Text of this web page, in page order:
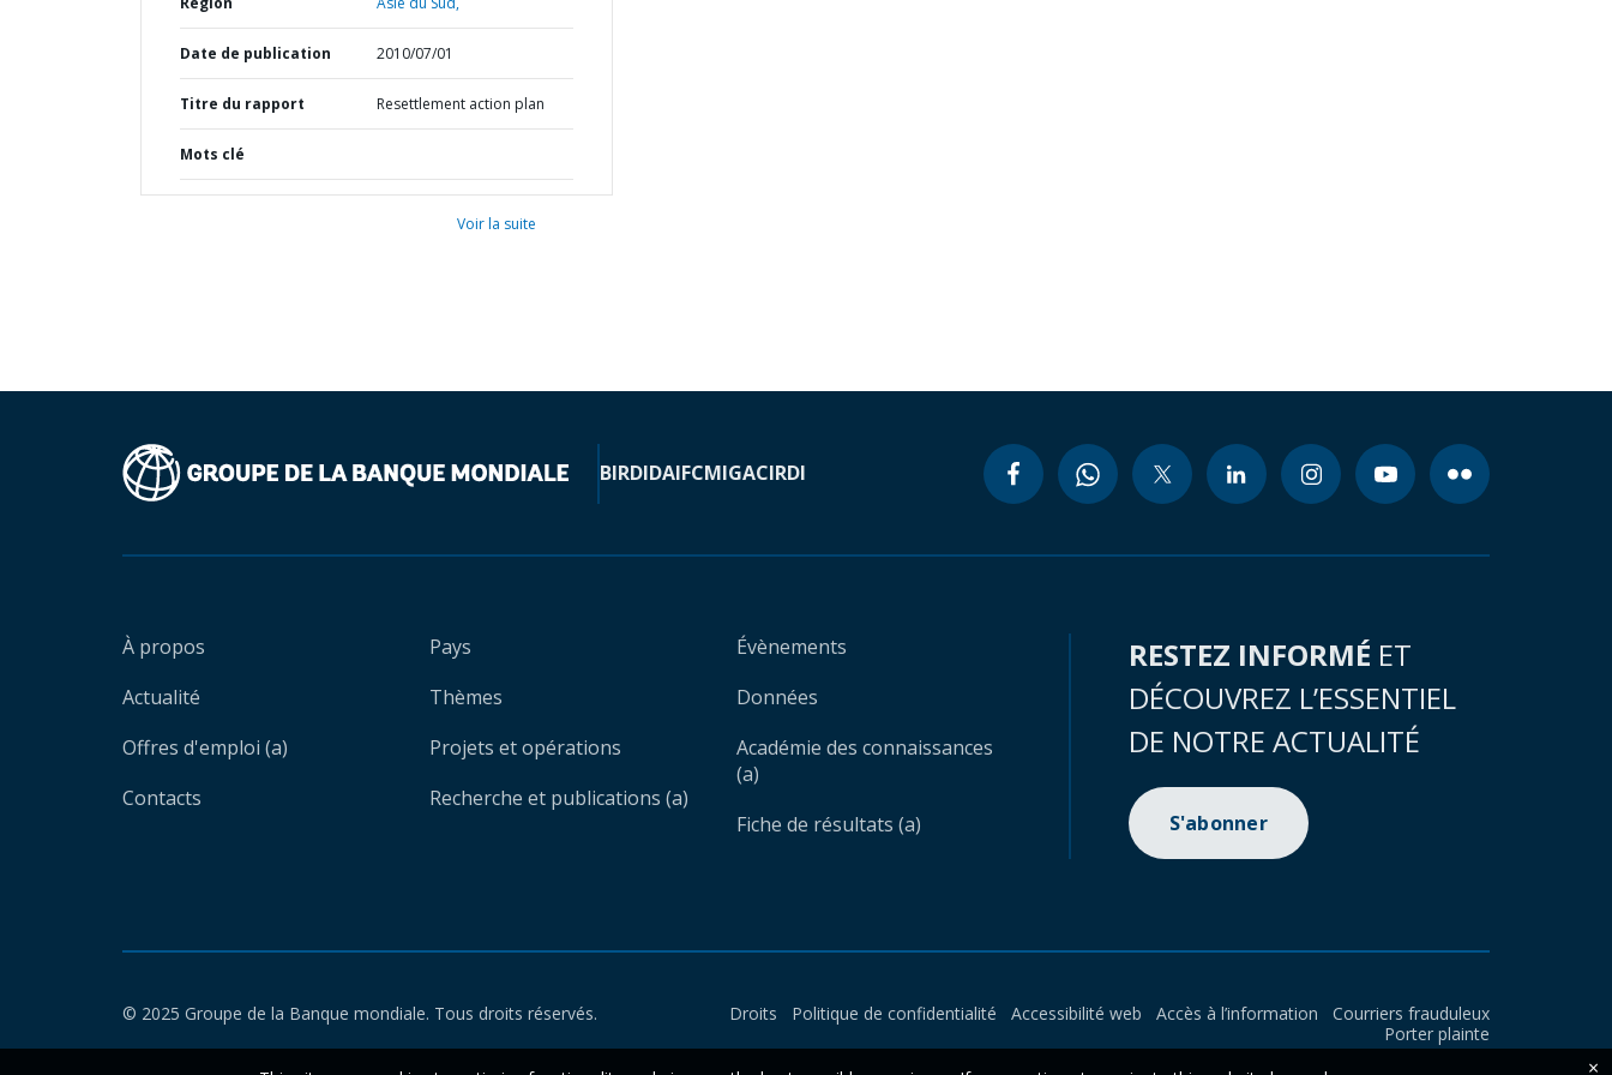
Date de publication 2010/07/01
Titre du rapport Resettlement action plan
Mots clé
Voir la suite
BIRDIDAIFCMIGACIRDI
À propos
Actualité
Offres d'emploi (a)
Contacts
Pays
Thèmes
Projets et opérations
Recherche et publications (a)
Évènements
Données
Académie des connaissances
(a)
Fiche de résultats (a)
RESTEZ INFORMÉ ET
DÉCOUVREZ L’ESSENTIEL
DE NOTRE ACTUALITÉ
S'abonner
© 2025 Groupe de la Banque mondiale. Tous droits réservés. Droits Politique de confidentialité Accessibilité web Accès à l’information
Courriers frauduleux
Porter plainte
×